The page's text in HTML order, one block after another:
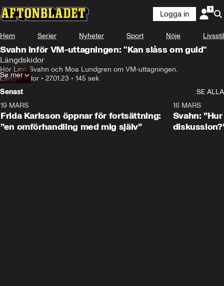
Logga in
Hem Serier Nyheter Sport Nöje Livsstil
Svahn inför VM-uttagningen: "Kan slåss om guld"
Längdskidor
Hör Linn Svahn och Moa Lundgren om VM-uttagningen.
Längdskidor • 27.01.23 • 145 sek
Se mer
Senast
SE ALLA
19 MARS
Frida Karlsson öppnar för fortsättning:
”en omförhandling med mig själv”
16 MARS
Svahn: